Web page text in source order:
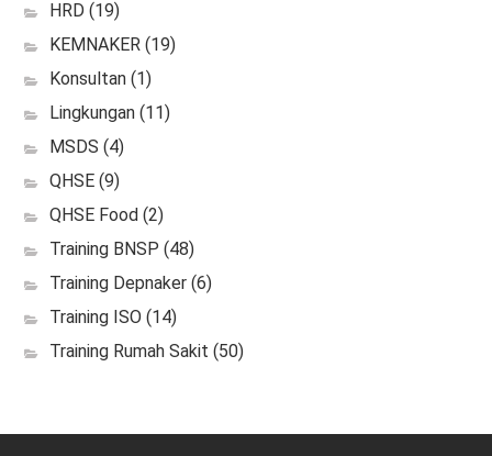
HRD (19)
KEMNAKER (19)
Konsultan(1)
Lingkungan(11)
MSDS (4)
QHSE(9)
QHSE Food(2)
Training BNSP (48)
Training Depnaker(6)
Training ISO(14)
Training Rumah Sakit (50)